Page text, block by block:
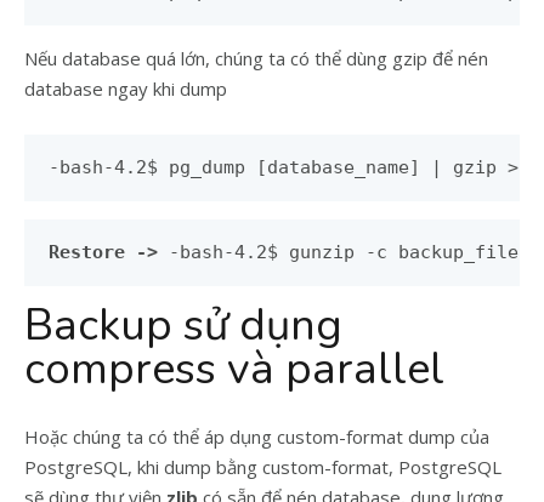
Nếu database quá lớn, chúng ta có thể dùng gzip để nén
database ngay khi dump
-bash-4.2$ pg_dump [database_name] | gzip >
Restore -> -bash-4.2$ gunzip -c
Backup sử dụng
compress và parallel
Hoặc chúng ta có thể áp dụng custom-format dump của
PostgreSQL, khi dump bằng custom-format, PostgreSQL
sẽ dùng thư viện zlib có sẵn để nén database, dung lượng